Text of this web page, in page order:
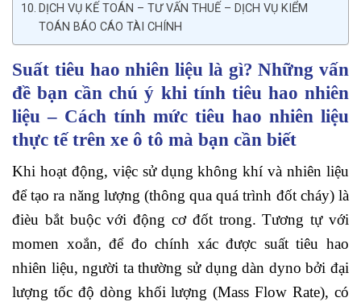
DỊCH VỤ KẾ TOÁN – TƯ VẤN THUẾ – DỊCH VỤ KIỂM
TOÁN BÁO CÁO TÀI CHÍNH
Suất tiêu hao nhiên liệu là gì? Những vấn
đề bạn cần chú ý khi tính tiêu hao nhiên
liệu – Cách tính mức tiêu hao nhiên liệu
thực tế trên xe ô tô mà bạn cần biết
Khi hoạt động, việc sử dụng không khí và nhiên liệu
để tạo ra năng lượng (thông qua quá trình đốt cháy) là
đièu bắt buộc với động cơ đốt trong. Tương tự với
momen xoắn, để đo chính xác được suất tiêu hao
nhiên liệu, người ta thường sử dụng dàn dyno bởi đại
lượng tốc độ dòng khối lượng (Mass Flow Rate), có